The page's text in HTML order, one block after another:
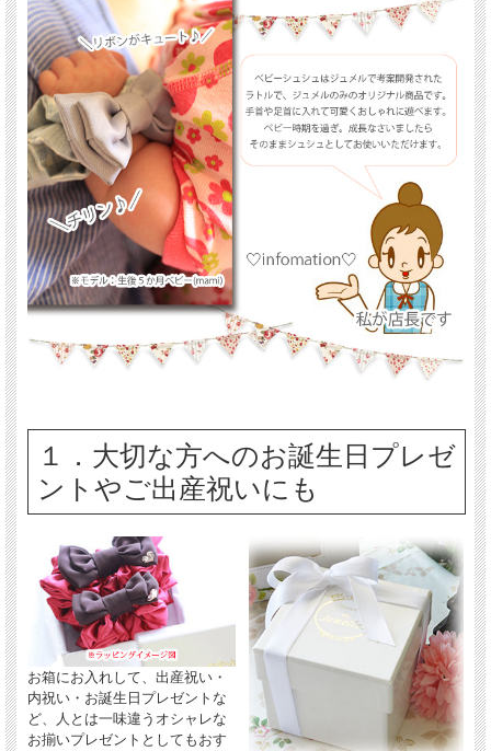
１．大切な方へのお誕生日プレゼ
ントやご出産祝いにも
お箱にお入れして、出産祝い・
内祝い・お誕生日プレゼントな
ど、人とは一味違うオシャレな
お揃いプレゼントとしてもおす